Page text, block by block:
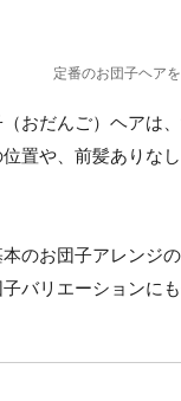
定番のお団子ヘア
おだんご）ヘアは
置や、前髪ありな
のお団子アレンジ
バリエーションに